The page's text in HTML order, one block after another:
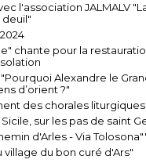
l'association JALMALV
chante pour la
Alexandre le
d’orient ?"
des chorales
sur les pas de saint
d'Arles - Via
village du bon curé d'Ars"